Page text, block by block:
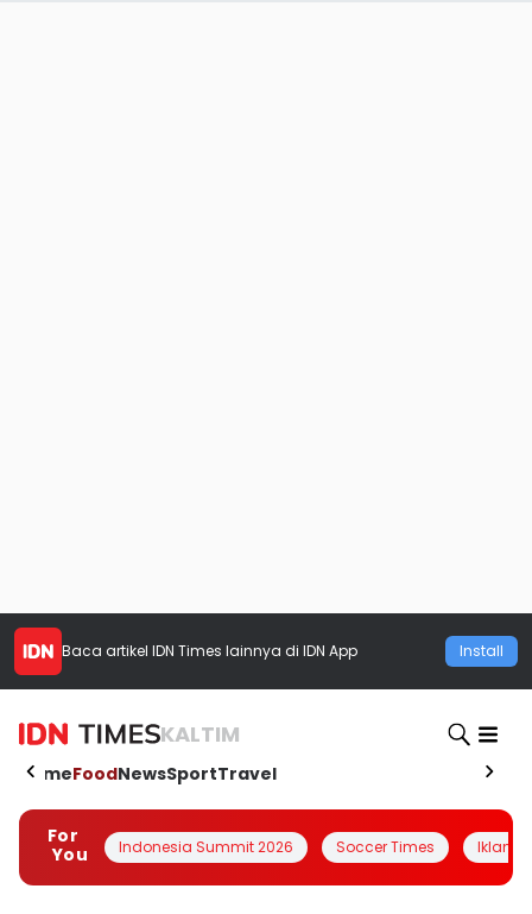
Baca artikel IDN Times lainnya di IDN App Install
KALTIM
HomeFoodNewsSportTravel
For
You
Indonesia Summit 2026 Soccer Times Iklanin